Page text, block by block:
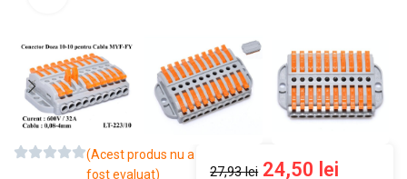
(Acest produs nu a
fost evaluat)
27,93lei 24,50 lei